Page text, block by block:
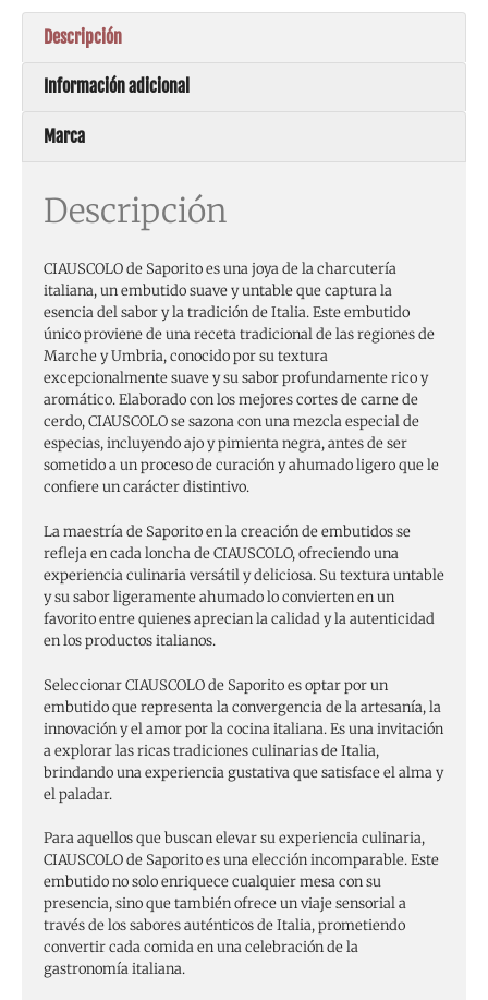
Descripción
Información adicional
Marca
Descripción
CIAUSCOLO de Saporito es una joya de la charcutería
italiana, un embutido suave y untable que captura la
esencia del sabor y la tradición de Italia. Este embutido
único proviene de una receta tradicional de las regiones de
Marche y Umbria, conocido por su textura
excepcionalmente suave y su sabor profundamente rico y
aromático. Elaborado con los mejores cortes de carne de
cerdo, CIAUSCOLO se sazona con una mezcla especial de
especias, incluyendo ajo y pimienta negra, antes de ser
sometido a un proceso de curación y ahumado ligero que le
confiere un carácter distintivo.
La maestría de Saporito en la creación de embutidos se
refleja en cada loncha de CIAUSCOLO, ofreciendo una
experiencia culinaria versátil y deliciosa. Su textura untable
y su sabor ligeramente ahumado lo convierten en un
favorito entre quienes aprecian la calidad y la autenticidad
en los productos italianos.
Seleccionar CIAUSCOLO de Saporito es optar por un
embutido que representa la convergencia de la artesanía, la
innovación y el amor por la cocina italiana. Es una invitación
a explorar las ricas tradiciones culinarias de Italia,
brindando una experiencia gustativa que satisface el alma y
el paladar.
Para aquellos que buscan elevar su experiencia culinaria,
CIAUSCOLO de Saporito es una elección incomparable. Este
embutido no solo enriquece cualquier mesa con su
presencia, sino que también ofrece un viaje sensorial a
través de los sabores auténticos de Italia, prometiendo
convertir cada comida en una celebración de la
gastronomía italiana.